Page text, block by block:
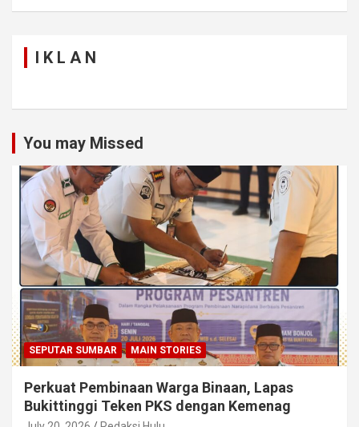
I K L A N
You may Missed
SEPUTAR SUMBAR MAIN STORIES
Perkuat Pembinaan Warga Binaan, Lapas
Bukittinggi Teken PKS dengan Kemenag